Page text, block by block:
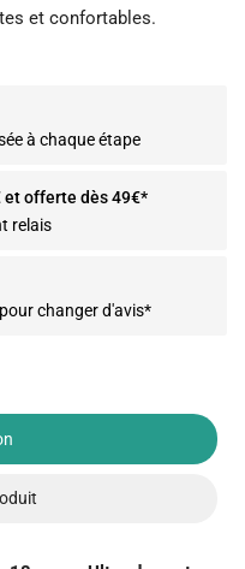
et confortables.
à chaque étape
et offerte dès 49€*
relais
changer d'avis*